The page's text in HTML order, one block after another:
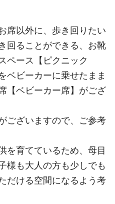
席以外に、歩き回りたい
回ることができる、お靴
ペース【ピクニック
ベビーカーに乗せたまま
【ベビーカー席】がござ
ございますので、ご参考
を育てているため、母目
様も大人の方も少しでも
だける空間になるよう考